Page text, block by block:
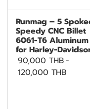
Runmag – 5
Speedy CNC Billet
6061-T6 Aluminum
for Harley-
90,000 THB-
120,000 THB